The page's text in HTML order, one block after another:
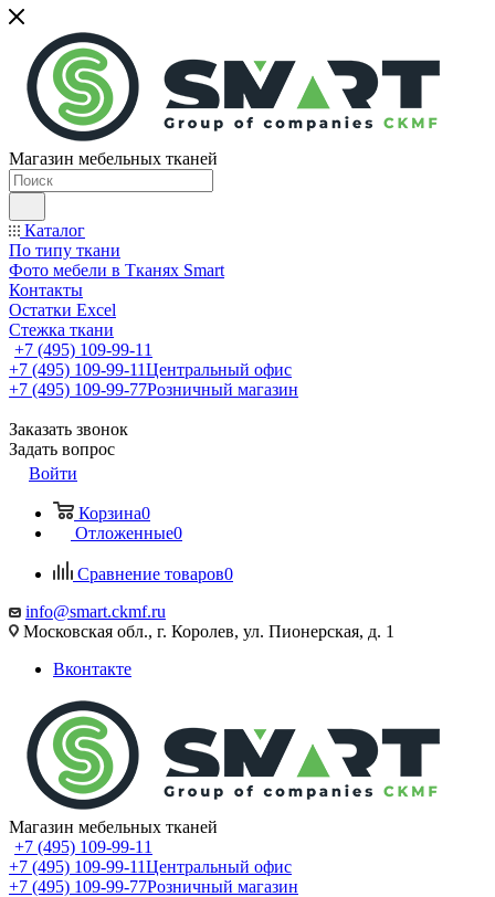
Магазин мебельных тканей
Каталог
По типу ткани
Фото мебели в Тканях Smart
Контакты
Остатки Excel
Стежка ткани
+7 (495) 109-99-11
+7 (495) 109-99-11Центральный офис
+7 (495) 109-99-77Розничный магазин
Заказать звонок
Задать вопрос
Войти
Корзина0
Отложенные0
Сравнение товаров0
info@smart.ckmf.ru
Московская обл., г. Королев, ул. Пионерская, д. 1
Вконтакте
Магазин мебельных тканей
+7 (495) 109-99-11
+7 (495) 109-99-11Центральный офис
+7 (495) 109-99-77Розничный магазин